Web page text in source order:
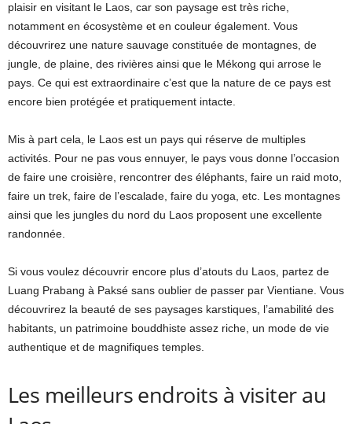
plaisir en visitant le Laos, car son paysage est très riche,
notamment en écosystème et en couleur également. Vous
découvrirez une nature sauvage constituée de montagnes, de
jungle, de plaine, des rivières ainsi que le Mékong qui arrose le
pays. Ce qui est extraordinaire c’est que la nature de ce pays est
encore bien protégée et pratiquement intacte.
Mis à part cela, le Laos est un pays qui réserve de multiples
activités. Pour ne pas vous ennuyer, le pays vous donne l’occasion
de faire une croisière, rencontrer des éléphants, faire un raid moto,
faire un trek, faire de l’escalade, faire du yoga, etc. Les montagnes
ainsi que les jungles du nord du Laos proposent une excellente
randonnée.
Si vous voulez découvrir encore plus d’atouts du Laos, partez de
Luang Prabang à Paksé sans oublier de passer par Vientiane. Vous
découvrirez la beauté de ses paysages karstiques, l’amabilité des
habitants, un patrimoine bouddhiste assez riche, un mode de vie
authentique et de magnifiques temples.
Les meilleurs endroits à visiter au